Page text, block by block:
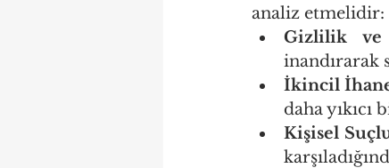
analiz etmelidir:
Gizlilik ve
inandırarak
İkincil
daha
Kişisel